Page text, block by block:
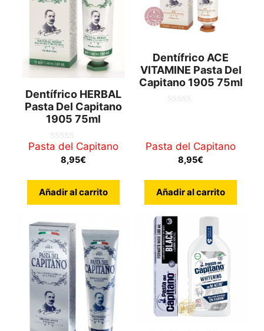
Dentífrico HERBAL
Pasta Del Capitano
1905 75ml
0
Pasta del Capitano
8,95€
Añadir al carrito
Dentífrico ACE
VITAMINE Pasta Del
Capitano 1905 75ml
Pasta del Capitano
8,95€
Añadir al carrito